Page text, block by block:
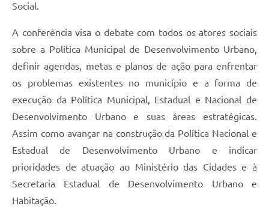
Social.
A conferência visa o debate com todos os atores sociais
sobre a Política Municipal de Desenvolvimento Urbano,
definir agendas, metas e planos de ação para enfrentar
os problemas existentes no município e a forma de
execução da Política Municipal, Estadual e Nacional de
Desenvolvimento Urbano e suas áreas estratégicas.
Assim como avançar na construção da Política Nacional e
Estadual de Desenvolvimento Urbano e indicar
prioridades de atuação ao Ministério das Cidades e à
Secretaria Estadual de Desenvolvimento Urbano e
Habitação.